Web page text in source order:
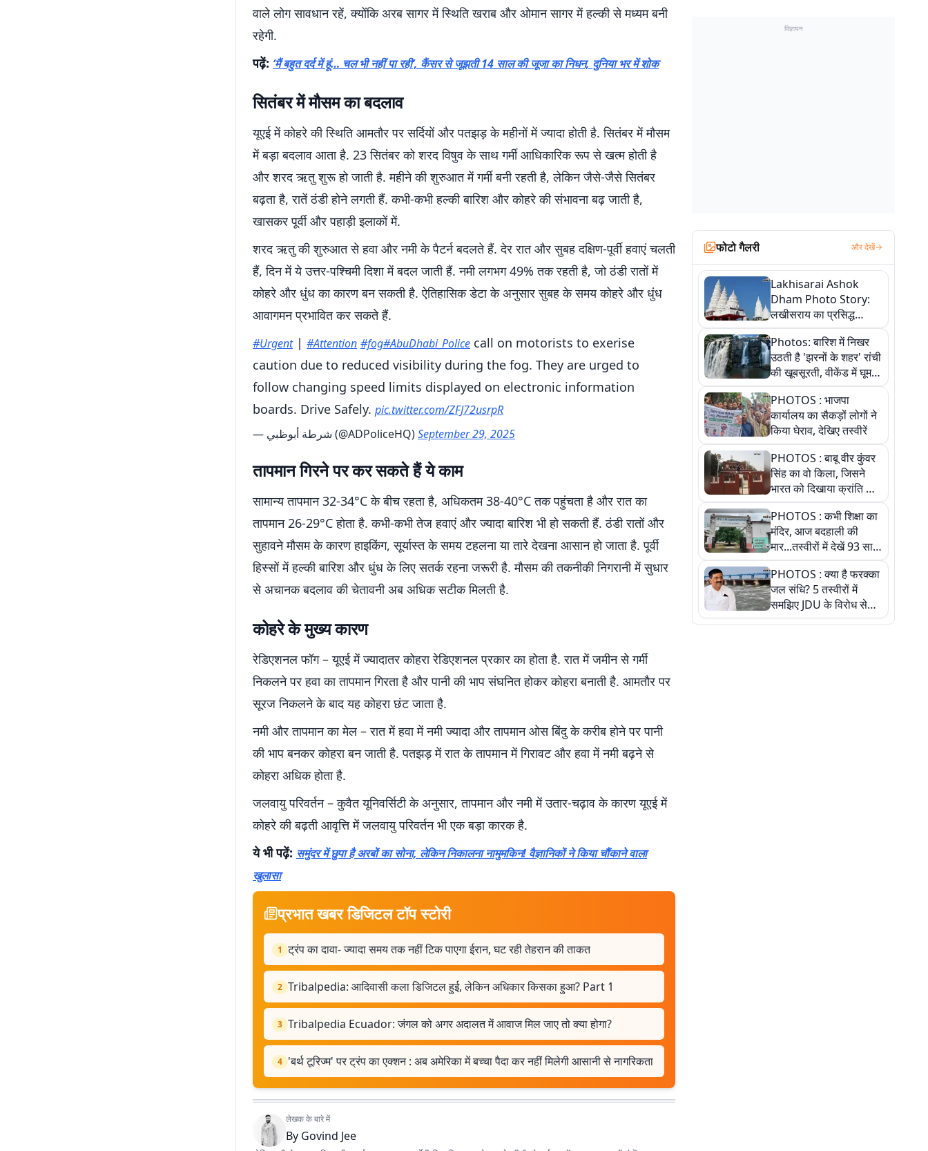
वाले लोग सावधान रहें, क्योंकि अरब सागर में स्थिति खराब और ओमान सागर में हल्की से मध्यम बनी
रहेगी.
पढ़ें: ‘मैं बहुत दर्द में हूं… चल भी नहीं पा रही’, कैंसर से जूझती 14 साल की जूजा का निधन, दुनिया भर में शोक
सितंबर में मौसम का बदलाव
यूएई में कोहरे की स्थिति आमतौर पर सर्दियों और पतझड़ के महीनों में ज्यादा होती है. सितंबर में मौसम
में बड़ा बदलाव आता है. 23 सितंबर को शरद विषुव के साथ गर्मी आधिकारिक रूप से खत्म होती है
और शरद ऋतु शुरू हो जाती है. महीने की शुरुआत में गर्मी बनी रहती है, लेकिन जैसे-जैसे सितंबर
बढ़ता है, रातें ठंडी होने लगती हैं. कभी-कभी हल्की बारिश और कोहरे की संभावना बढ़ जाती है,
खासकर पूर्वी और पहाड़ी इलाकों में.
शरद ऋतु की शुरुआत से हवा और नमी के पैटर्न बदलते हैं. देर रात और सुबह दक्षिण-पूर्वी हवाएं चलती
हैं, दिन में ये उत्तर-पश्चिमी दिशा में बदल जाती हैं. नमी लगभग 49% तक रहती है, जो ठंडी रातों में
कोहरे और धुंध का कारण बन सकती है. ऐतिहासिक डेटा के अनुसार सुबह के समय कोहरे और धुंध
आवागमन प्रभावित कर सकते हैं.
#Urgent| #Attention #fog#AbuDhabi_Police call on motorists to exerise
caution due to reduced visibility during the fog. They are urged to
follow changing speed limits displayed on electronic information
boards. Drive Safely. pic.twitter.com/ZFJ72usrpR
— شرطة أبوظبي (@ADPoliceHQ)September 29, 2025
तापमान गिरने पर कर सकते हैं ये काम
सामान्य तापमान 32-34°C के बीच रहता है, अधिकतम 38-40°C तक पहुंचता है और रात का
तापमान 26-29°C होता है. कभी-कभी तेज हवाएं और ज्यादा बारिश भी हो सकती हैं. ठंडी रातों और
सुहावने मौसम के कारण हाइकिंग, सूर्यास्त के समय टहलना या तारे देखना आसान हो जाता है. पूर्वी
हिस्सों में हल्की बारिश और धुंध के लिए सतर्क रहना जरूरी है. मौसम की तकनीकी निगरानी में सुधार
से अचानक बदलाव की चेतावनी अब अधिक सटीक मिलती है.
कोहरे के मुख्य कारण
रेडिएशनल फॉग – यूएई में ज्यादातर कोहरा रेडिएशनल प्रकार का होता है. रात में जमीन से गर्मी
निकलने पर हवा का तापमान गिरता है और पानी की भाप संघनित होकर कोहरा बनाती है. आमतौर पर
सूरज निकलने के बाद यह कोहरा छंट जाता है.
नमी और तापमान का मेल – रात में हवा में नमी ज्यादा और तापमान ओस बिंदु के करीब होने पर पानी
की भाप बनकर कोहरा बन जाती है. पतझड़ में रात के तापमान में गिरावट और हवा में नमी बढ़ने से
कोहरा अधिक होता है.
जलवायु परिवर्तन – कुवैत यूनिवर्सिटी के अनुसार, तापमान और नमी में उतार-चढ़ाव के कारण यूएई में
कोहरे की बढ़ती आवृत्ति में जलवायु परिवर्तन भी एक बड़ा कारक है.
ये भी पढ़ें: समुंदर में छुपा है अरबों का सोना, लेकिन निकालना नामुमकिन! वैज्ञानिकों ने किया चौंकाने वाला
खुलासा
प्रभात खबर डिजिटल टॉप स्टोरी
1 ट्रंप का दावा- ज्यादा समय तक नहीं टिक पाएगा ईरान, घट रही तेहरान की ताकत
2 Tribalpedia: आदिवासी कला डिजिटल हुई, लेकिन अधिकार किसका हुआ? Part 1
3 Tribalpedia Ecuador: जंगल को अगर अदालत में आवाज मिल जाए तो क्या होगा?
4 'बर्थ टूरिज्म' पर ट्रंप का एक्शन : अब अमेरिका में बच्चा पैदा कर नहीं मिलेगी आसानी से नागरिकता
लेखक के बारे में
By Govind Jee
विज्ञापन
फोटो गैलरी और देखें
Lakhisarai Ashok
Dham Photo Story:
लखीसराय का प्रसिद्ध
अशोक धाम—आस्था,
श्रृंगार, अनुष्ठान और
अलौकिक संध्या आरती के
विहंगम दृश्य
Photos: बारिश में निखर
उठती है 'झरनों के शहर' रांची
की खूबसूरती, वीकेंड में घूम
आएं ये 5 वादियां
PHOTOS : भाजपा
कार्यालय का सैकड़ों लोगों ने
किया घेराव, देखिए तस्वीरें
PHOTOS : बाबू वीर कुंवर
सिंह का वो किला, जिसने
भारत को दिखाया क्रांति का
रास्ता: तस्वीरों में देखिए
PHOTOS : कभी शिक्षा का
मंदिर, आज बदहाली की
मार...तस्वीरों में देखें 93 साल
पुराने इस हाई स्कूल की
हकीकत
PHOTOS : क्या है फरक्का
जल संधि? 5 तस्वीरों में
समझिए JDU के विरोध से
लेकर बिहार पर असर तक